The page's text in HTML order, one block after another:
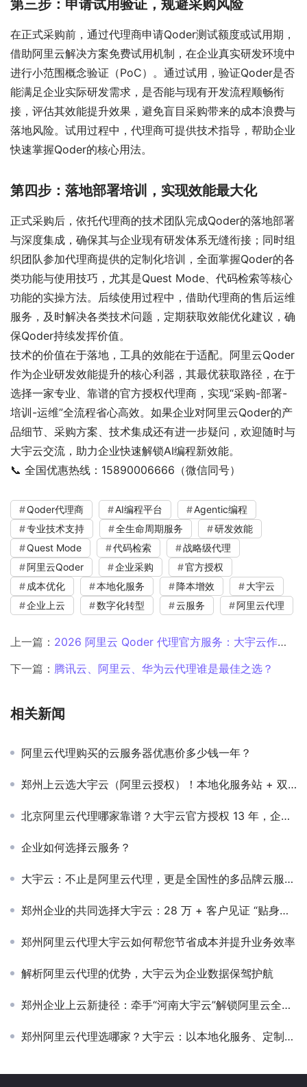
第三步：申请试用验证，规避采购风险
在正式采购前，通过代理商申请Qoder测试额度或试用期，
借助阿里云解决方案免费试用机制，在企业真实研发环境中
进行小范围概念验证（PoC）。通过试用，验证Qoder是否
能满足企业实际研发需求，是否能与现有开发流程顺畅衔
接，评估其效能提升效果，避免盲目采购带来的成本浪费与
落地风险。试用过程中，代理商可提供技术指导，帮助企业
快速掌握Qoder的核心用法。
第四步：落地部署培训，实现效能最大化
正式采购后，依托代理商的技术团队完成Qoder的落地部署
与深度集成，确保其与企业现有研发体系无缝衔接；同时组
织团队参加代理商提供的定制化培训，全面掌握Qoder的各
类功能与使用技巧，尤其是Quest Mode、代码检索等核心
功能的实操方法。后续使用过程中，借助代理商的售后运维
服务，及时解决各类技术问题，定期获取效能优化建议，确
保Qoder持续发挥价值。
技术的价值在于落地，工具的效能在于适配。阿里云Qoder
作为企业研发效能提升的核心利器，其最优获取路径，在于
选择一家专业、靠谱的官方授权代理商，实现“采购-部署-
培训-运维”全流程省心高效。如果企业对阿里云Qoder的产
品细节、采购方案、技术集成还有进一步疑问，欢迎随时与
大宇云交流，助力企业快速解锁AI编程新效能。
📞 全国优惠热线：15890006666（微信同号）
Qoder代理商 AI编程平台
Agentic编程
专业技术支持
全生命周期服务
研发效能
Quest Mode
代码检索
战略级代理
阿里云Qoder
企业采购
官方授权
成本优化
本地化服务 降本增效
大宇云
企业上云
数字化转型 云服务 阿里云代理
上一篇： 2026 阿里云 Qoder 代理官方服务：大宇云作为授权代理商提供全流程产品支持
下一篇： 腾讯云、阿里云、华为云代理谁是最佳之选？
相关新闻
阿里云代理购买的云服务器优惠价多少钱一年？
郑州上云选大宇云（阿里云授权）！本地化服务站 + 双重售后，业务不中断
北京阿里云代理哪家靠谱？大宇云官方授权 13 年，企业上云省钱合规更高效
企业如何选择云服务？
大宇云：不止是阿里云代理，更是全国性的多品牌云服务整合中心
郑州企业的共同选择大宇云：28 万 + 客户见证 “贴身价值”
郑州阿里云代理大宇云如何帮您节省成本并提升业务效率
解析阿里云代理的优势，大宇云为企业数据保驾护航
郑州企业上云新捷径：牵手“河南大宇云”解锁阿里云全链路价值
郑州阿里云代理选哪家？大宇云：以本地化服务、定制化方案助力企业上云降本增效